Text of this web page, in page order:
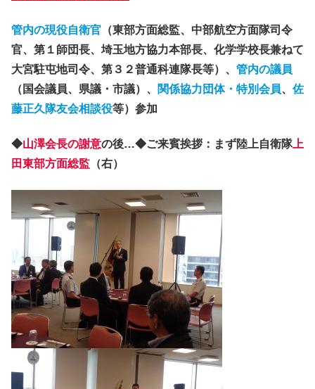
管内の現役自衛官 （東部方面総監、中部航空方面隊司令
官、第１師団長、埼玉地方協力本部長、化学学校長兼ねて
大宮駐屯地司令、第３２普通科連隊長等）、 管内の議員
（国会議員、県議・市議）、
関係協力団体・特別会員、 佐
藤正久隊友会相談役等）参加
◆山澤会長の謝意の後…◆ご来賓挨拶：まず陸上自衛隊上
田東部方面総監 （右）